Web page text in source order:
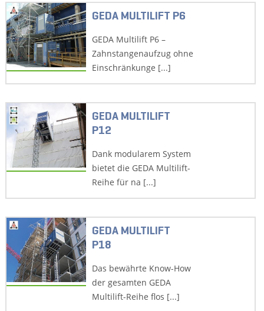
GEDA MULTILIFT P6
GEDA Multilift P6 –
Zahnstangenaufzug ohne
Einschränkunge [...]
GEDA MULTILIFT
P12
Dank modularem System
bietet die GEDA Multilift-
Reihe für na [...]
GEDA MULTILIFT
P18
Das bewährte Know-How
der gesamten GEDA
Multilift-Reihe flos [...]